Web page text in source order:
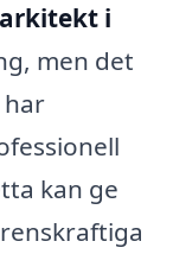
i
men det
kan ge